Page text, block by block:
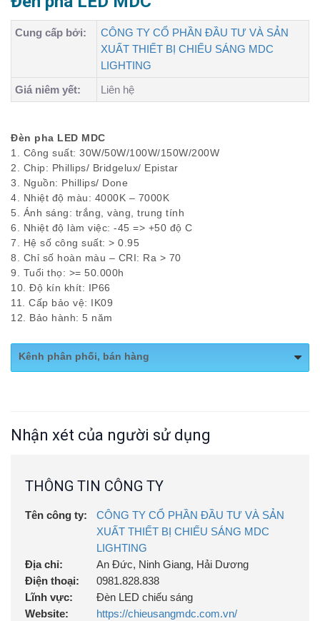
Cung cấp bởi:
CÔNG TY CỔ PHẦN ĐẦU TƯ VÀ SẢN
XUẤT THIẾT BỊ CHIẾU SÁNG MDC
LIGHTING
Giá niêm yết:
Liên hệ
Đèn pha LED MDC
1. Công suất: 30W/50W/100W/150W/200W
2. Chip: Phillips/ Bridgelux/ Epistar
3. Nguồn: Phillips/ Done
4. Nhiệt độ màu: 4000K – 7000K
5. Ánh sáng: trắng, vàng, trung tính
6. Nhiệt độ làm việc: -45 => +50 độ C
7. Hệ số công suất: > 0.95
8. Chỉ số hoàn màu – CRI: Ra > 70
9. Tuổi thọ: >= 50.000h
10. Độ kín khít: IP66
11. Cấp bảo vệ: IK09
12. Bảo hành: 5 năm
Kênh phân phối, bán hàng
Nhận xét của người sử dụng
THÔNG TIN CÔNG TY
Tên công ty:
CÔNG TY CỔ PHẦN ĐẦU TƯ VÀ SẢN
XUẤT THIẾT BỊ CHIẾU SÁNG MDC
LIGHTING
Địa chỉ:
An Đức, Ninh Giang, Hải Dương
Điện thoại:
0981.828.838
Lĩnh vực:
Đèn LED chiếu sáng
Website:
https://chieusangmdc.com.vn/